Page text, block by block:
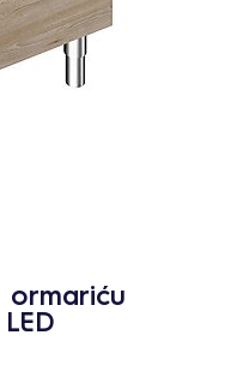
ormariću